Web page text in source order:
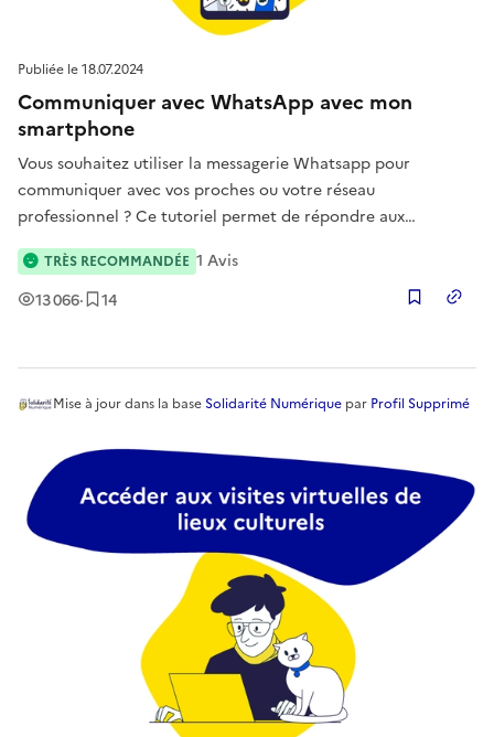
Publiée le18.07.2024
Communiquer avec WhatsApp avec mon
smartphone
Vous souhaitez utiliser la messagerie Whatsapp pour
communiquer avec vos proches ou votre réseau
professionnel ? Ce tutoriel permet de répondre aux
questions liées à l’utilisation, l’installation et le paramétrage
de cette messagerie instantanée.
13 066Vues
· 14Enregistrement
TRÈS RECOMMANDÉE 1 Avis
Mise à jourdans la base Solidarité Numérique par Profil Supprimé